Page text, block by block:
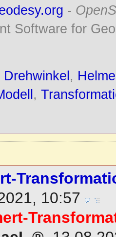
-
Software for
Drehwinkel ,
,
10:57